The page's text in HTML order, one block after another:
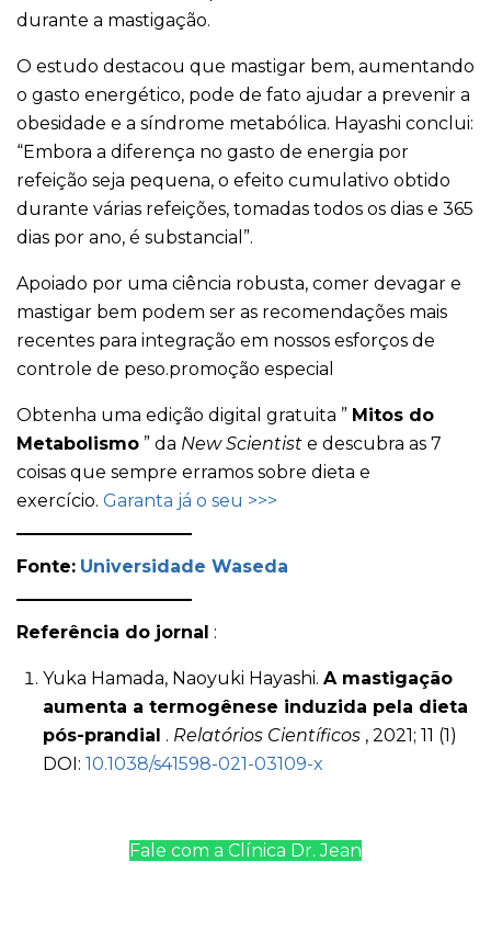
durante a mastigação.
O estudo destacou que mastigar bem, aumentando
o gasto energético, pode de fato ajudar a prevenir a
obesidade e a síndrome metabólica. Hayashi conclui:
“Embora a diferença no gasto de energia por
refeição seja pequena, o efeito cumulativo obtido
durante várias refeições, tomadas todos os dias e 365
dias por ano, é substancial”.
Apoiado por uma ciência robusta, comer devagar e
mastigar bem podem ser as recomendações mais
recentes para integração em nossos esforços de
controle de peso.promoção especial
Obtenha uma edição digital gratuita ” Mitos do
Metabolismo ” da New Scientist e descubra as 7
coisas que sempre erramos sobre dieta e
exercício. Garanta já o seu >>>
Fonte: Universidade Waseda
Referência do jornal :
Yuka Hamada, Naoyuki Hayashi. A mastigação
aumenta a termogênese induzida pela dieta
pós-prandial . Relatórios Científicos , 2021; 11 (1)
DOI: 10.1038/s41598-021-03109-x
Fale com a Clínica Dr. Jean